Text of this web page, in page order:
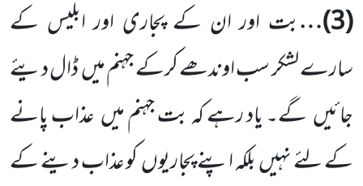
(
3
)…بت اور ان کے پجاری اور ابلیس کے
سارے لشکر سب اوندھے کرکے جہنم میںڈال دیئے
جائیںگے۔ یاد رہے کہ بت جہنم میںعذاب پانے
کے لئے نہیںبلکہ اپنے پجاریوںکو عذاب دینے کے